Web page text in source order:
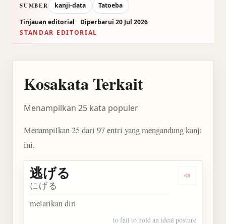
SUMBER kanji-data
Tatoeba
Tinjauan editorial
Diperbarui 20 Jul 2026
STANDAR EDITORIAL
Kosakata Terkait
Menampilkan 25 kata populer
Menampilkan 25 dari 97 entri yang mengandung kanji
ini.
Dengarkan
逃げる
にげる
melarikan diri
to fail to hold an ideal posture